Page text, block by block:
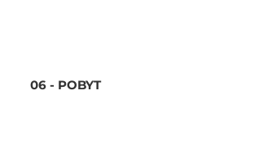
06 - POBYT